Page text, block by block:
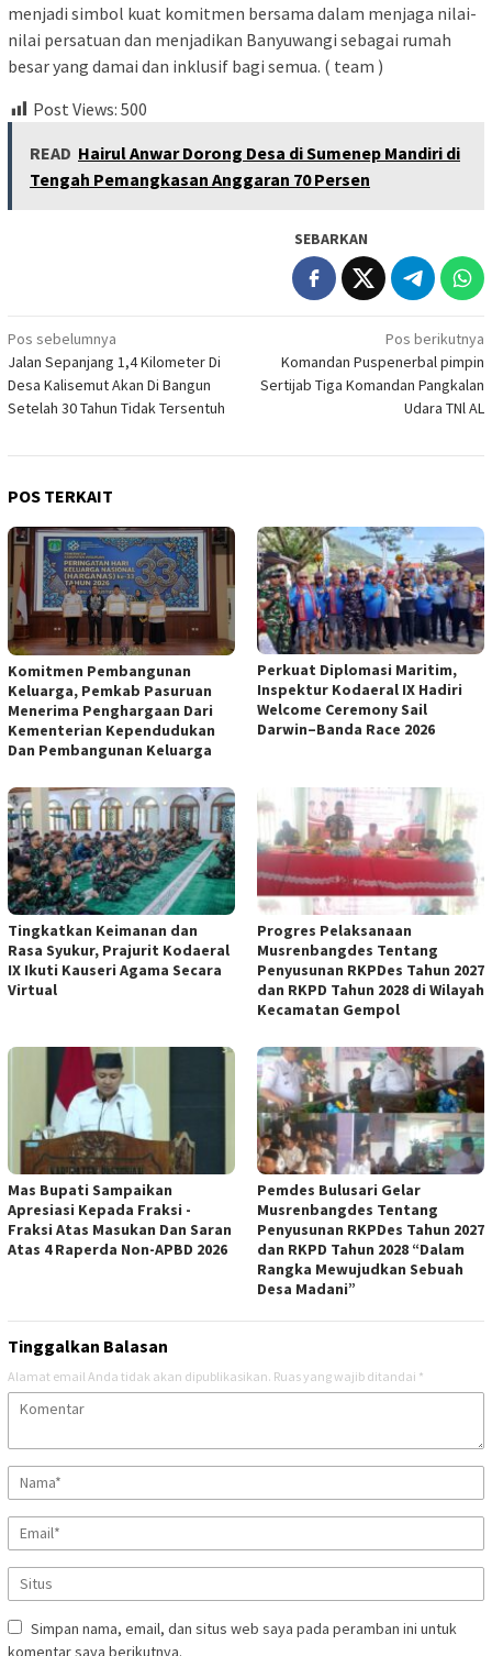
menjadi simbol kuat komitmen bersama dalam menjaga nilai-
nilai persatuan dan menjadikan Banyuwangi sebagai rumah
besar yang damai dan inklusif bagi semua. ( team )
Post Views: 500
READ Hairul Anwar Dorong Desa di Sumenep Mandiri di
Tengah Pemangkasan Anggaran 70 Persen
SEBARKAN
Navigasi
pos
Pos sebelumnya
Jalan Sepanjang 1,4 Kilometer Di
Desa Kalisemut Akan Di Bangun
Setelah 30 Tahun Tidak Tersentuh
Pos berikutnya
Komandan Puspenerbal pimpin
Sertijab Tiga Komandan Pangkalan
Udara TNl AL
POS TERKAIT
Komitmen Pembangunan
Keluarga, Pemkab Pasuruan
Menerima Penghargaan Dari
Kementerian Kependudukan
Dan Pembangunan Keluarga
Perkuat Diplomasi Maritim,
Inspektur Kodaeral IX Hadiri
Welcome Ceremony Sail
Darwin–Banda Race 2026
Tingkatkan Keimanan dan
Rasa Syukur, Prajurit Kodaeral
IX Ikuti Kauseri Agama Secara
Virtual
Progres Pelaksanaan
Musrenbangdes Tentang
Penyusunan RKPDes Tahun 2027
dan RKPD Tahun 2028 di Wilayah
Kecamatan Gempol
Mas Bupati Sampaikan
Apresiasi Kepada Fraksi -
Fraksi Atas Masukan Dan Saran
Atas 4 Raperda Non-APBD 2026
Pemdes Bulusari Gelar
Musrenbangdes Tentang
Penyusunan RKPDes Tahun 2027
dan RKPD Tahun 2028 “Dalam
Rangka Mewujudkan Sebuah
Desa Madani”
Tinggalkan Balasan
Alamat email Anda tidak akan dipublikasikan. Ruas yang wajib ditandai *
Simpan nama, email, dan situs web saya pada peramban ini untuk
komentar saya berikutnya.